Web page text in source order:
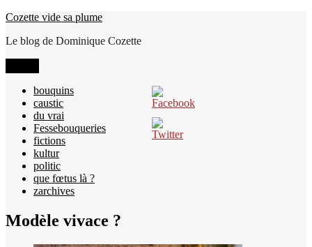
Aller
contenu
Cozette vide sa plume
Le blog de Dominique Cozette
bouquins
caustic
du vrai
Fessebouqueries
fictions
kultur
politic
que fœtus là ?
zarchives
Modèle vivace ?